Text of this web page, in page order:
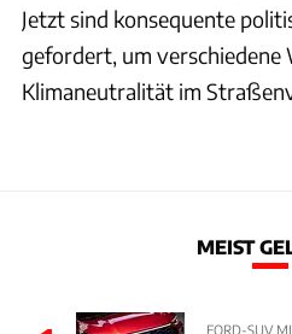
Jetzt sind konsequente
gefordert, um verschiedene
Klimaneutralität im
MEIST
FORD-SUV